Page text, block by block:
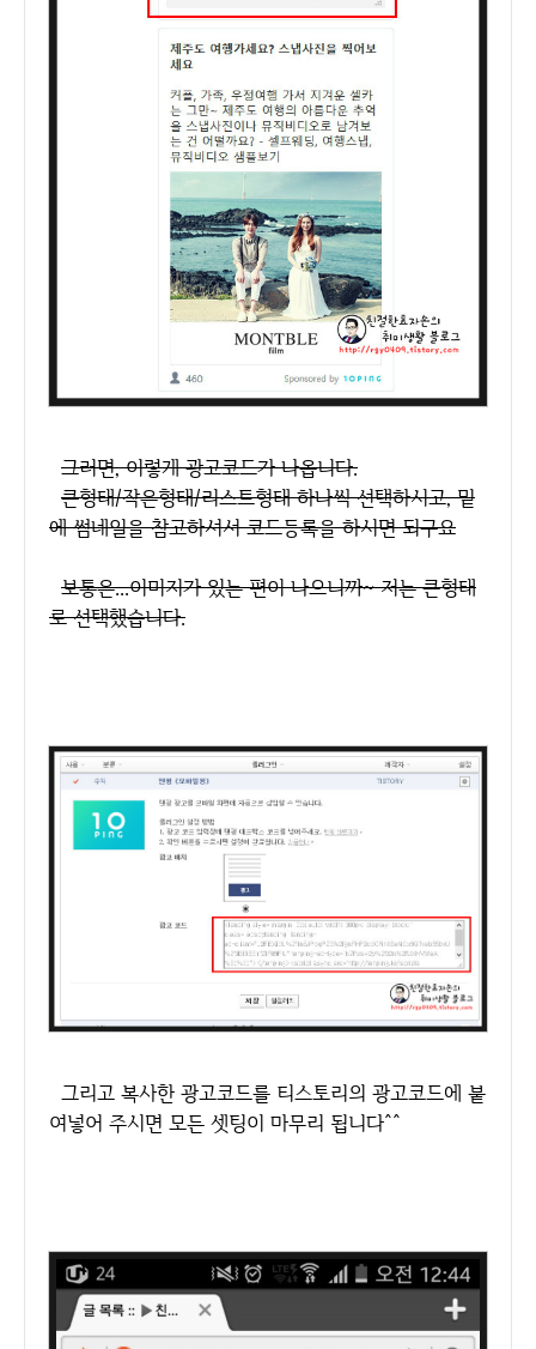
그러면, 이렇게 광고코드가 나옵니다.
큰형태/작은형태/리스트형태 하나씩 선택하시고, 밑
에 썸네일을 참고하셔서 코드등록을 하시면 되구요
보통은...이미지가 있는 편이 나으니까~ 저는 큰형태
로 선택했습니다.
그리고 복사한 광고코드를 티스토리의 광고코드에 붙
여넣어 주시면 모든 셋팅이 마무리 됩니다^^